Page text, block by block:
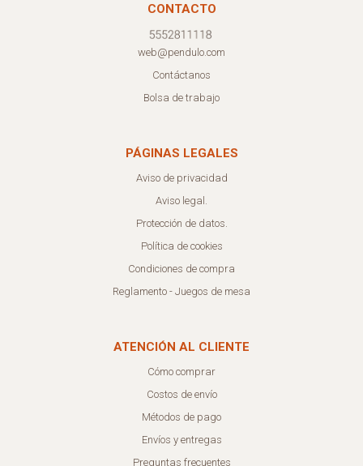
CONTACTO
web@pendulo.com
Contáctanos
Bolsa de trabajo
PÁGINAS LEGALES
Aviso de privacidad
Aviso legal.
Protección de datos.
Política de cookies
Condiciones de compra
Reglamento - Juegos de mesa
ATENCIÓN AL CLIENTE
Cómo comprar
Costos de envío
Métodos de pago
Envíos y entregas
Preguntas frecuentes